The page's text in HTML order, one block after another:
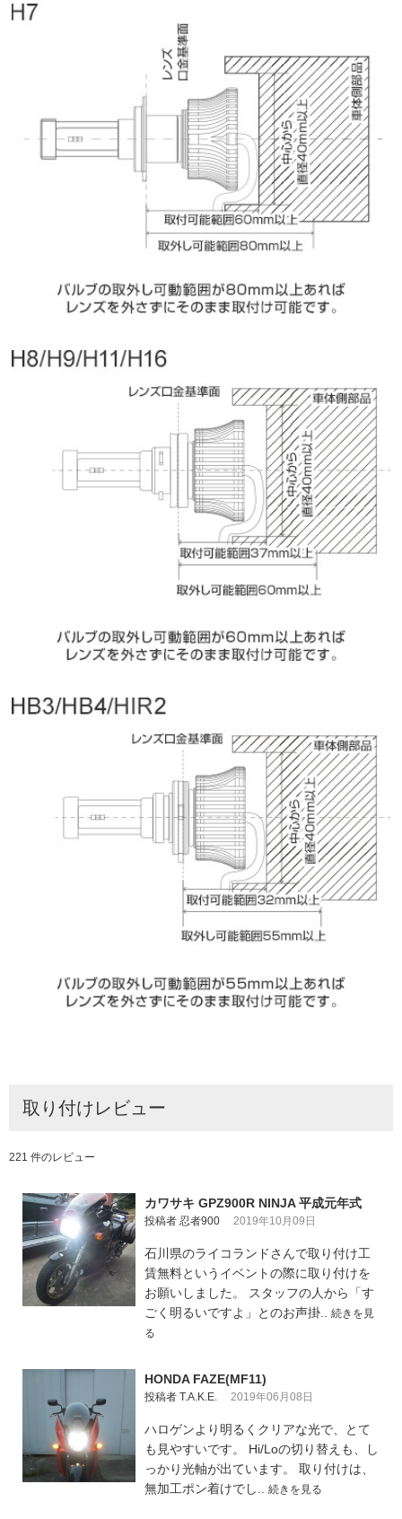
取り付けレビュー
221 件のレビュー
カワサキ GPZ900R NINJA 平成元年式
投稿者 忍者900 2019年10月09日
石川県のライコランドさんで取り付け工
賃無料というイベントの際に取り付けを
お願いしました。 スタッフの人から「す
ごく明るいですよ」とのお声掛.. 続きを見
る
HONDA FAZE(MF11)
投稿者 T.A.K.E. 2019年06月08日
ハロゲンより明るくクリアな光で、とて
も見やすいです。 Hi/Loの切り替えも、し
っかり光軸が出ています。 取り付けは、
無加工ポン着けでし.. 続きを見る